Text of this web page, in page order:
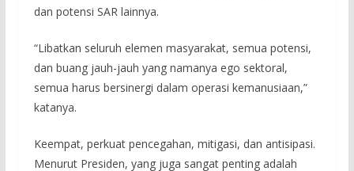
dan potensi SAR lainnya.
“Libatkan seluruh elemen masyarakat, semua potensi,
dan buang jauh-jauh yang namanya ego sektoral,
semua harus bersinergi dalam operasi kemanusiaan,”
katanya.
Keempat, perkuat pencegahan, mitigasi, dan antisipasi.
Menurut Presiden, yang juga sangat penting adalah